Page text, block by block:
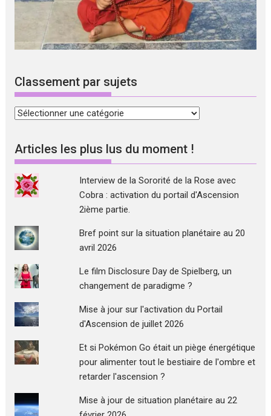
Classement par sujets
Classement
sujets
Articles les plus lus du moment !
Interview de la Sororité de la Rose avec
Cobra : activation du portail d'Ascension
2ième partie.
Bref point sur la situation planétaire au 20
avril 2026
Le film Disclosure Day de Spielberg, un
changement de paradigme ?
Mise à jour sur l'activation du Portail
d'Ascension de juillet 2026
Et si Pokémon Go était un piège énergétique
pour alimenter tout le bestiaire de l'ombre et
retarder l'ascension ?
Mise à jour de situation planétaire au 22